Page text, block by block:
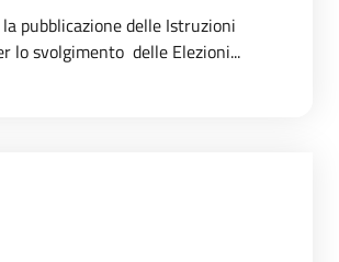
pubblicazione delle Istruzioni
lo svolgimento delle Elezioni...